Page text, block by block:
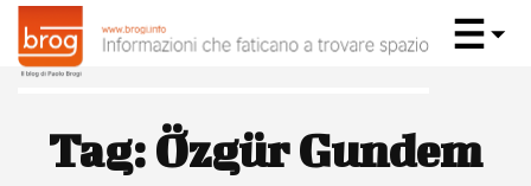
Tag: Özgür Gundem